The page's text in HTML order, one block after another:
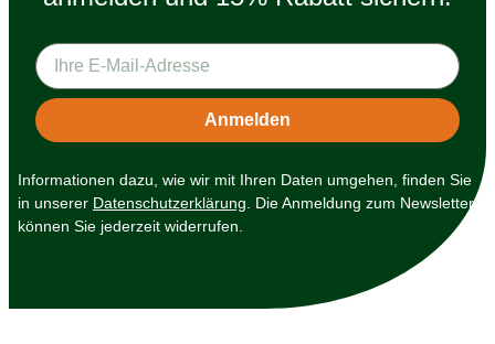
Informationen dazu, wie wir mit Ihren Daten umgehen, finden Sie
in unserer Datenschutzerklärung . Die Anmeldung zum Newsletter
können Sie jederzeit widerrufen.